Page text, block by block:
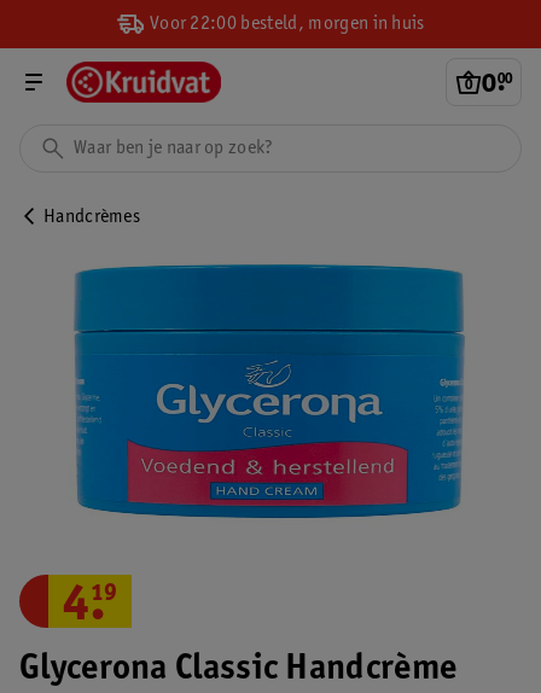
Voor 22:00 besteld, morgen in huis
0.
00
Handcrèmes
Glycerona Classic Handcrème
4.
19